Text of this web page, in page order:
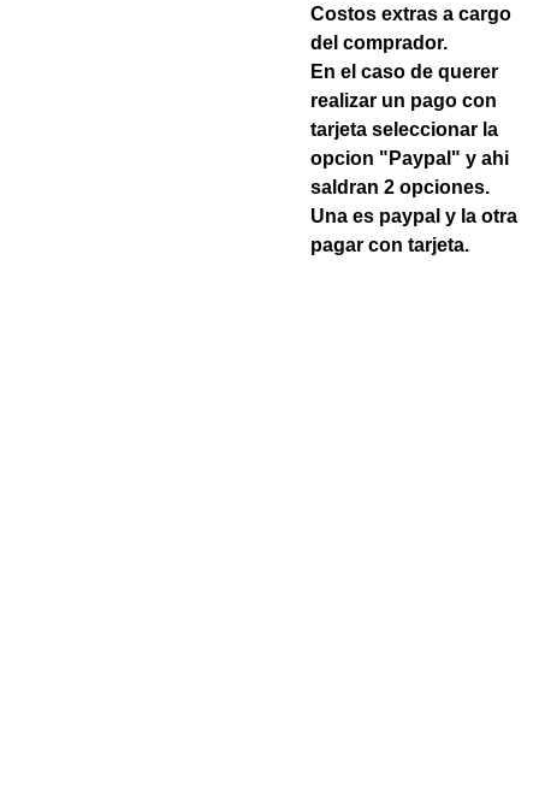
Costos extras a cargo
del comprador.
En el caso de querer
realizar un pago con
tarjeta seleccionar la
opcion "Paypal" y ahi
saldran 2 opciones.
Una es paypal y la otra
pagar con tarjeta.